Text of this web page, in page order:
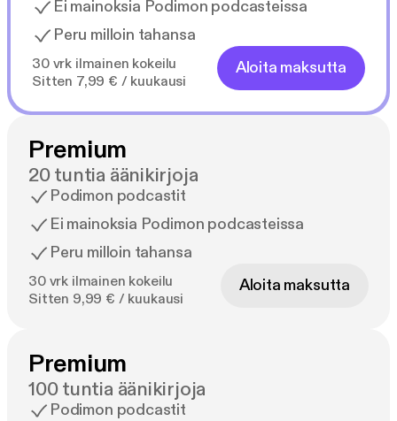
Ei mainoksia Podimon podcasteissa
Peru milloin tahansa
30 vrk ilmainen kokeilu
Sitten 7,99 € / kuukausi
Aloita maksutta
Premium
20 tuntia äänikirjoja
Podimon podcastit
Ei mainoksia Podimon podcasteissa
Peru milloin tahansa
30 vrk ilmainen kokeilu
Sitten 9,99 € / kuukausi
Aloita maksutta
Premium
100 tuntia äänikirjoja
Podimon podcastit